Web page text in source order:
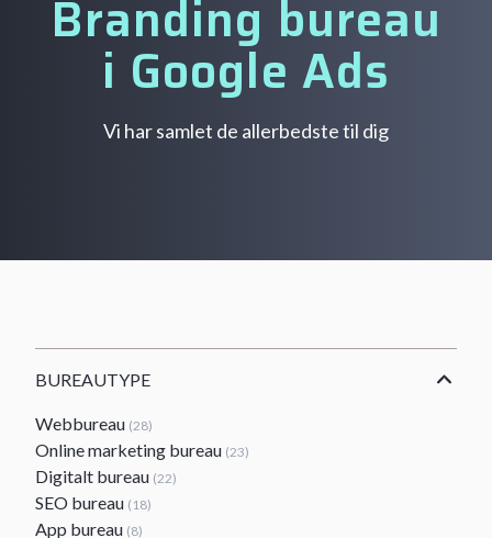
Branding bureau
i Google Ads
Vi har samlet de allerbedste til dig
BUREAUTYPE
Webbureau (28)
Online marketing bureau (23)
Digitalt bureau (22)
SEO bureau (18)
App bureau (8)